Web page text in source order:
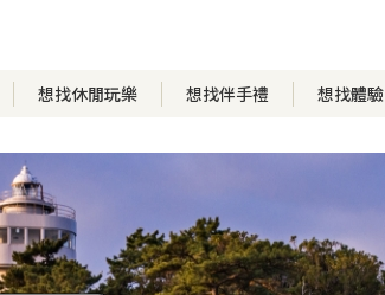
想找休閒玩樂 想找伴手禮 想找體驗